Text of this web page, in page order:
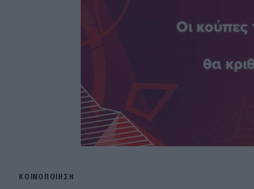
ΚΟΙΝΟΠΟΊΗΣΗ